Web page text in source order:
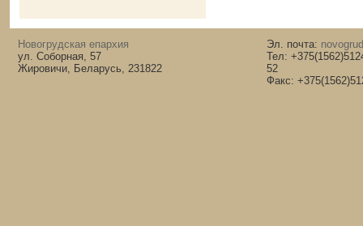
Новогрудская епархия
ул. Соборная, 57
Жировичи, Беларусь, 231822
Эл. почта:
Тел:
52
Факс: